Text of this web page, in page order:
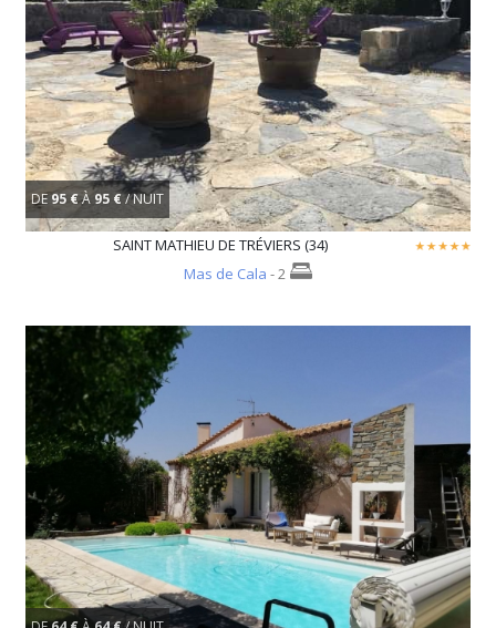
DE95 €À95 €/ NUIT
SAINT MATHIEU DE TRÉVIERS (34)
Mas de Cala - 2